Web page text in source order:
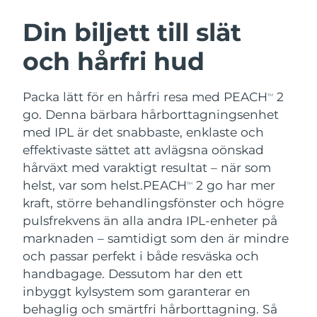
Din biljett till slät
och hårfri hud
Packa lätt för en hårfri resa med PEACHTM
2
go. Denna bärbara hårborttagningsenhet
med IPL är det snabbaste, enklaste och
effektivaste sättet att avlägsna oönskad
hårväxt med varaktigt resultat – när som
helst, var som helst.PEACHTM
2 go har mer
kraft, större behandlingsfönster och högre
pulsfrekvens än alla andra IPL-enheter på
marknaden – samtidigt som den är mindre
och passar perfekt i både resväska och
handbagage. Dessutom har den ett
inbyggt kylsystem som garanterar en
behaglig och smärtfri hårborttagning. Så
LUNA™ 4-paket
Anti-aging massage
LUNA™ 4 Plus
Massage, LED heating
LUNA™ 4 Men
For men, anti-aging massage
BEAR™ 2-paket
Microcurrent toning
BEAR™ 2 go
Microcurrent toning on-the-go
BEAR™ 2 eyes & lips
Microcurrent line smoothing device
Återfuktning
UFO™ 3-paket
Deep facial hydration
UFO™ 3 LED
Near-infrared and red light therapy
device
Munvård
issa™ 4
Hybrid silicone sonic toothbrush
issa™ 4 plus
Smart hybrid silicone sonic toothbrush
FAQ™ ANTI-AGING-BEHANDLING
Anti-aging LED-behandlingar
NEW
Österrike Förväntad leverans
Bahrain Förväntad leverans
Belgien
Bermuda Förväntad leverans8/16/26
Bosnien och
Hercegovina
Förväntad leverans 8/13/26
Brunei Förväntad leverans8/15/26
Bulgarien Förväntad leverans8/10/26
Kanada Förväntad leverans
Chile Förväntad leverans 8/14/26